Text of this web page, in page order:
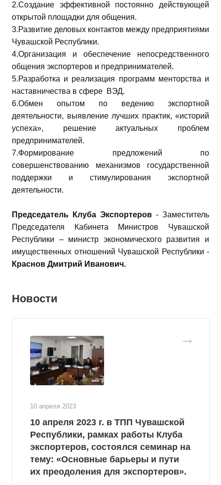
2.Создание эффективной постоянно действующей
открытой площадки для общения.
3.Развитие деловых контактов между предприятиями
Чувашской Республики.
4.Организация и обеспечение непосредственного
общения экспортеров и предпринимателей.
5.Разработка и реализация программ менторства и
наставничества в сфере ВЭД.
6.Обмен опытом по ведению экспортной
деятельности, выявление лучших практик, «историй
успеха», решение актуальных проблем
предпринимателей.
7.Формирование предложений по
совершенствованию механизмов государственной
поддержки и стимулирования экспортной
деятельности.
Председатель Клуба Экспортеров - Заместитель
Председателя Кабинета Министров Чувашской
Республики – министр экономического развития и
имущественных отношений Чувашской Республики -
Краснов Дмитрий Иванович.
Новости
10 апреля 2023
10 апреля 2023 г. в ТПП Чувашской
Республики, рамках работы Клуба
экспортеров, состоялся семинар на
тему: «Основные барьеры и пути
их преодоления для экспортеров».